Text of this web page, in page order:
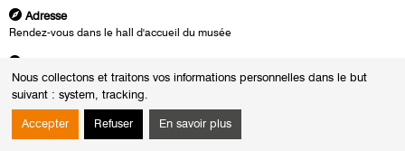
Nous collectons et traitons vos informations personnelles dans le but
suivant : system, tracking.
Accepter Refuser En savoir plus
Adresse
Rendez-vous dans le hall d'accueil du musée
Du :
Dimanche 27 avril 2025
au :
Dimanche 20 juillet 2025
Le :
Dimanche 20 juillet 2025 de 15h30 à 17h00
Gabriele Münter aimait reproduire des dessins d’enfants, fascinée par leur